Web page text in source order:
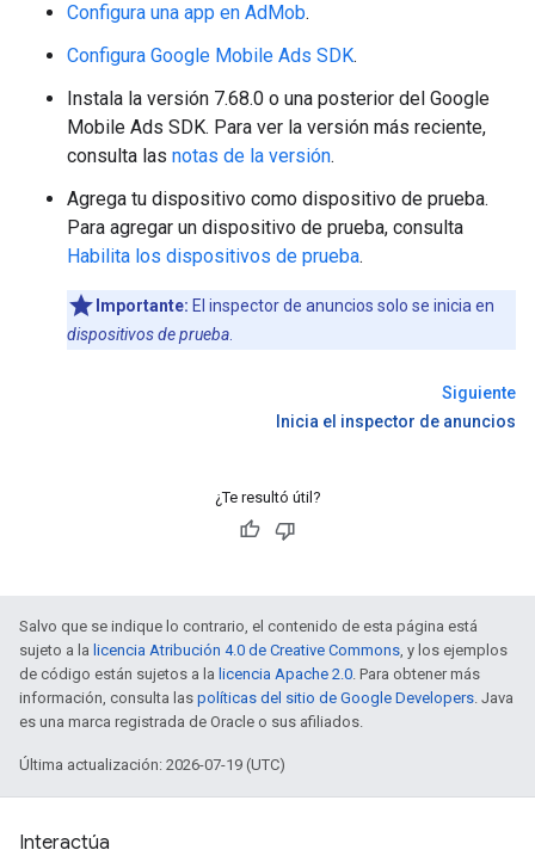
Configura una app en AdMob.
Configura Google Mobile Ads SDK.
Instala la versión 7.68.0 o una posterior del Google
Mobile Ads SDK. Para ver la versión más reciente,
consulta las notas de la versión.
Agrega tu dispositivo como dispositivo de prueba.
Para agregar un dispositivo de prueba, consulta
Habilita los dispositivos de prueba.
Importante: El inspector de anuncios solo se inicia en
dispositivos de prueba
Siguiente
Inicia el inspector de anuncios
¿Te resultó útil?
Salvo que se indique lo contrario, el contenido de esta página está
sujeto a la licencia Atribución 4.0 de Creative Commons, y los ejemplos
de código están sujetos a la licencia Apache 2.0. Para obtener más
información, consulta las políticas del sitio de Google Developers. Java
es una marca registrada de Oracle o sus afiliados.
Última actualización: 2026-07-19 (UTC)
Interactúa